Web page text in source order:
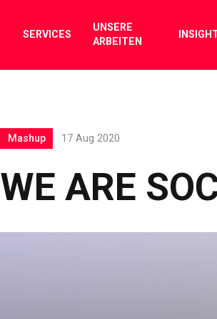
SERVICES
UNSERE
ARBEITEN
WE ARE
Mashup 17 Aug 2020